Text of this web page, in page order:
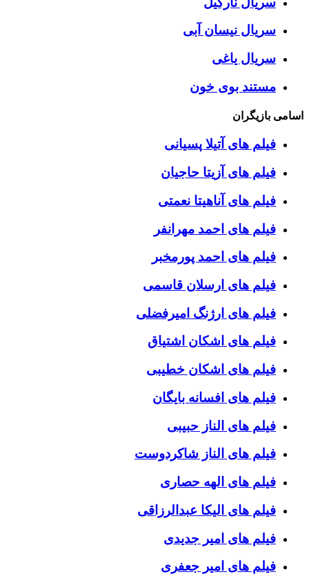
سریال نیسان آبی
سریال یاغی
مستند بوی خون
اسامی بازیگران
فیلم های آتیلا پسیانی
فیلم های آزیتا حاجیان
فیلم های آناهیتا نعمتی
فیلم های احمد مهرانفر
فیلم های احمد پورمخبر
فیلم های ارسلان قاسمی
فیلم های ارژنگ امیرفضلی
فیلم های اشکان اشتیاق
فیلم های اشکان خطیبی
فیلم های افسانه بایگان
فیلم های الناز حبیبی
فیلم های الناز شاکردوست
فیلم های الهه حصاری
فیلم های الیکا عبدالرزاقی
فیلم های امیر جدیدی
فیلم های امیر جعفری